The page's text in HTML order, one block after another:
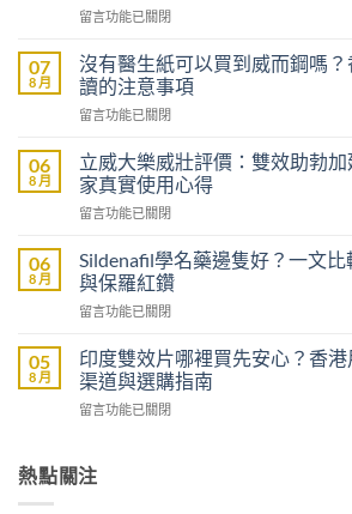
在
一
次
買
持
液
要
注
意
麼？
香
用
分
享
正
道、
價
留言功能已關閉
07
8 月
沒有醫生紙可以買到威而鋼嗎
讀的注意事項
在
有
醫
生
紙
以
買
到
威
鋼
嗎？
港
購
留言功能已關閉
06
8 月
立威大樂威壯評價：雙效助勃
家真實使用心得
在
威
大
樂
威
評
價：
雙
效
加
留言功能已關閉
06
8 月
Sildenafil學名藥邊隻好？一文
與保羅紅鑽
在
學
名
藥
邊
一
留言功能已關閉
05
8 月
印度雙效片哪裡買先安心？香
渠道與選購指南
在
雙
效
留言功能已關閉
熱點關注